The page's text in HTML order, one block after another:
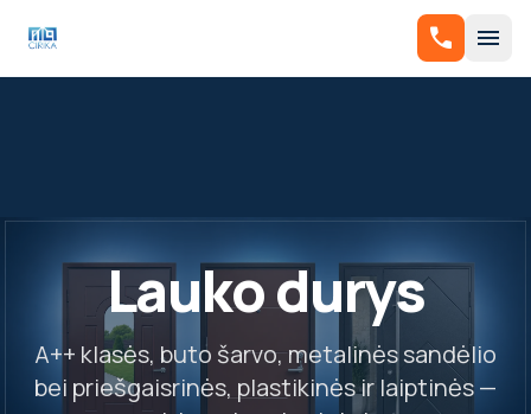
call menu
Lauko durys
A++ klasės, buto šarvo, metalinės sandėlio
bei priešgaisrinės, plastikinės ir laiptinės —